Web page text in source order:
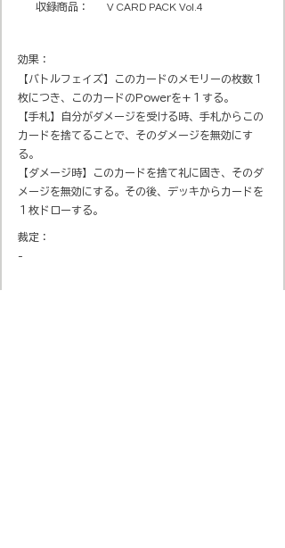
収録商品​： V CARD PACK Vol.4
効果：
【バトルフェイズ】このカードのメモリーの枚数１
枚につき、このカードのPowerを+１する。
【手札】自分がダメージを受ける時、手札からこの
カードを捨てることで、そのダメージを無効にす
る。
【ダメージ時】このカードを捨て礼に固き、そのダ
メージを無効にする。その後、デッキからカードを
１枚ドローする。
裁定：
-